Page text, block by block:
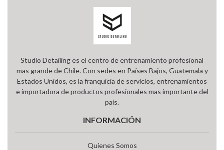
Studio Detailing es el centro de entrenamiento profesional
mas grande de Chile. Con sedes en Países Bajos, Guatemala y
Estados Unidos, es la franquicia de servicios, entrenamientos
e importadora de productos profesionales mas importante del
país.
INFORMACIÓN
Quienes Somos